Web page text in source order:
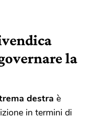
la
destra è
in termini di